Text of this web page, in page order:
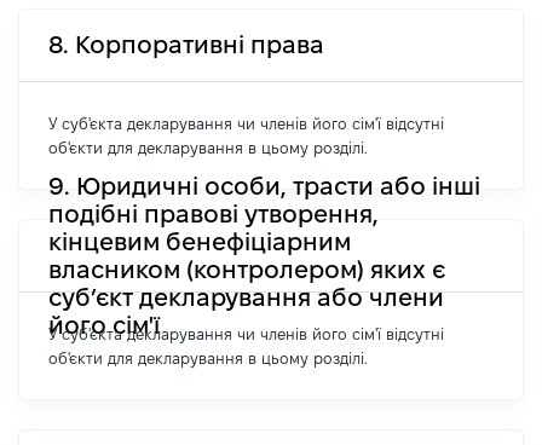
8. Корпоративні права
У суб'єкта декларування чи членів його сім'ї відсутні
об'єкти для декларування в цьому розділі.
9. Юридичні особи, трасти або інші
подібні правові утворення,
кінцевим бенефіціарним
власником (контролером) яких є
суб’єкт декларування або члени
його сім'ї
У суб'єкта декларування чи членів його сім'ї відсутні
об'єкти для декларування в цьому розділі.